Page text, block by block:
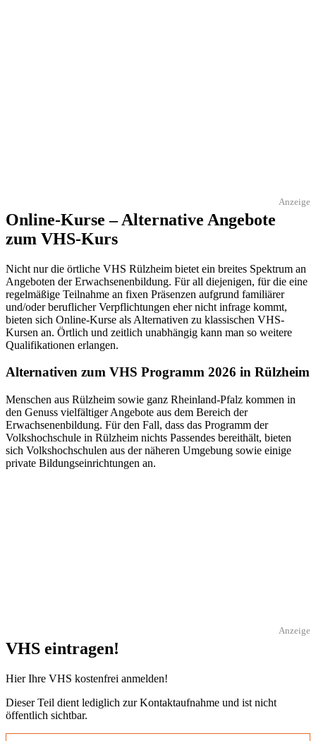
Anzeige
Online-Kurse – Alternative Angebote
zum VHS-Kurs
Nicht nur die örtliche VHS Rülzheim bietet ein breites Spektrum an
Angeboten der Erwachsenenbildung. Für all diejenigen, für die eine
regelmäßige Teilnahme an fixen Präsenzen aufgrund familiärer
und/oder beruflicher Verpflichtungen eher nicht infrage kommt,
bieten sich Online-Kurse als Alternativen zu klassischen VHS-
Kursen an. Örtlich und zeitlich unabhängig kann man so weitere
Qualifikationen erlangen.
Alternativen zum VHS Programm 2026 in Rülzheim
Menschen aus Rülzheim sowie ganz Rheinland-Pfalz kommen in
den Genuss vielfältiger Angebote aus dem Bereich der
Erwachsenenbildung. Für den Fall, dass das Programm der
Volkshochschule in Rülzheim nichts Passendes bereithält, bieten
sich Volkshochschulen aus der näheren Umgebung sowie einige
private Bildungseinrichtungen an.
Anzeige
VHS eintragen!
Hier Ihre VHS kostenfrei anmelden!
Dieser Teil dient lediglich zur Kontaktaufnahme und ist nicht
öffentlich sichtbar.